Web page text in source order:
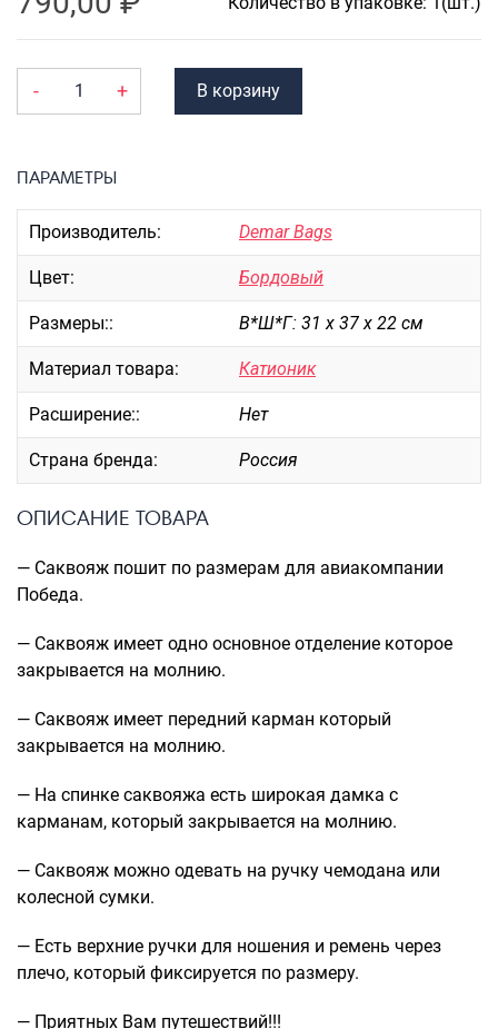
ЧЕХЛЫ ДЛЯ ЧЕМОДАНОВ
Новинки
Багаж
Чемоданы оптом
Чемоданы на колесах
Чемоданы детские
Пилоты на колесах
Рюкзаки детские для детских
чемоданов
Распродажа
Сумки спортивные
Сумки поясные
Сумки пляжные
Сумки-тележки хозяйственные
Сумки детские
Рюкзаки городские
Рюкзаки школьные
- + В корзину
ПАРАМЕТРЫ
Производитель: Demar Bags
Цвет: Бордовый
Размеры:: В*Ш*Г: 31 х 37 х 22 см
Материал товара: Катионик
Расширение:: Нет
Страна бренда: Россия
ОПИСАНИЕ ТОВАРА
— Саквояж пошит по размерам для авиакомпании
Победа.
— Саквояж имеет одно основное отделение которое
закрывается на молнию.
— Саквояж имеет передний карман который
закрывается на молнию.
— На спинке саквояжа есть широкая дамка с
карманам, который закрывается на молнию.
— Саквояж можно одевать на ручку чемодана или
колесной сумки.
— Есть верхние ручки для ношения и ремень через
плечо, который фиксируется по размеру.
— Приятных Вам путешествий!!!